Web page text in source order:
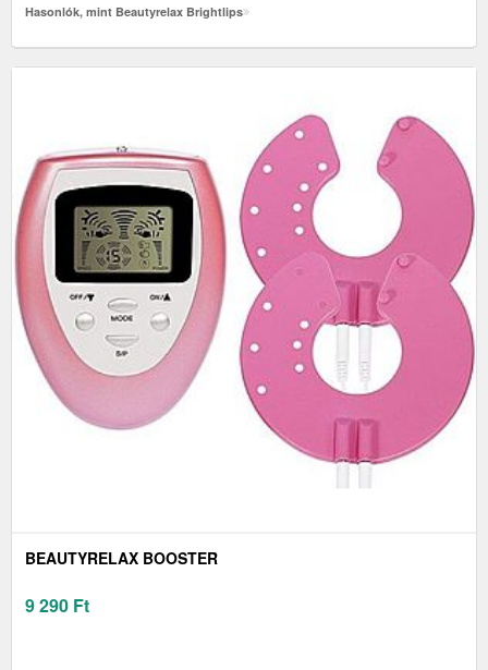
Hasonlók, mint Beautyrelax Brightlips
BEAUTYRELAX BOOSTER
9 290 Ft